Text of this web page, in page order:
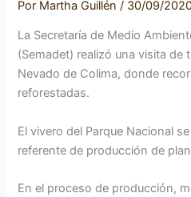
Por Martha Guillén/ 30/09/
La Secretaría de Medio
(Semadet) realizó una visita de
Nevado de Colima, donde
reforestadas.
El vivero del Parque Nacional
referente de producción de
En el proceso de producción,